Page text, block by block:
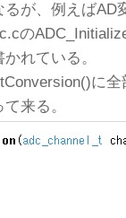
が、例えばAD
の
れている。
に
来る。